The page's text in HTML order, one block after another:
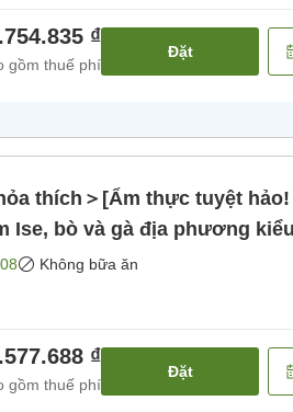
₫
gồm thuế phí
Đặt
thích＞[Ẩm thực tuyệt hảo!
Ise, bò và gà địa phương kiểu
ăn]
Không bữa ăn
₫
gồm thuế phí
Đặt